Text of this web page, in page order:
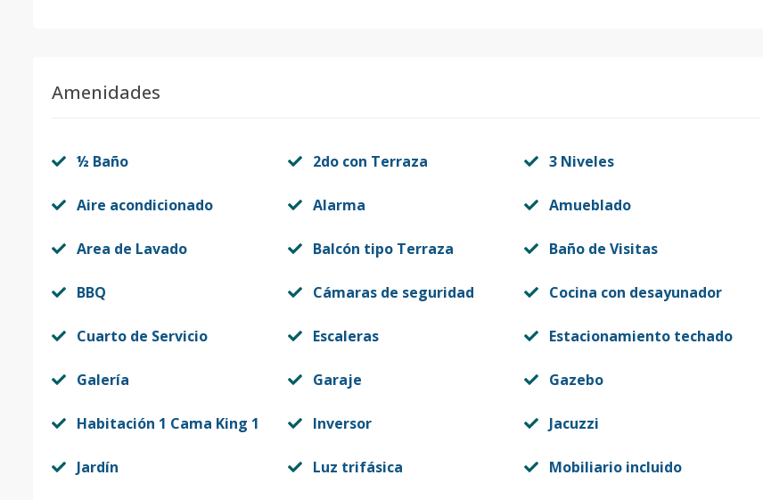
Amenidades
½ Baño 2do con Terraza 3 Niveles
Aire acondicionado Alarma Amueblado
Area de Lavado Balcón tipo Terraza Baño de Visitas
BBQ Cámaras de seguridad Cocina con desayunador
Cuarto de Servicio Escaleras Estacionamiento techado
Galería Garaje Gazebo
Habitación 1 Cama King 1 Inversor Jacuzzi
Jardín Luz trifásica Mobiliario incluido